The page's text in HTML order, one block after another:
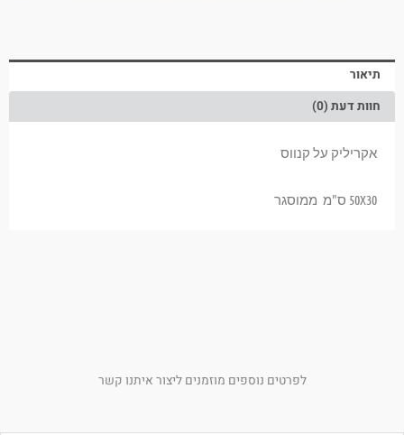
תיאור
חוות דעת (0)
אקריליק על קנווס
50X30 ס"מ ממוסגר
לפרטים נוספים מוזמנים ליצור איתנו קשר